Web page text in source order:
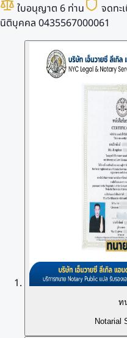
ใบอนุญาต 6 ท่าน
จดทะ
นิติบุคคล 0435567000061
ท
Notarial